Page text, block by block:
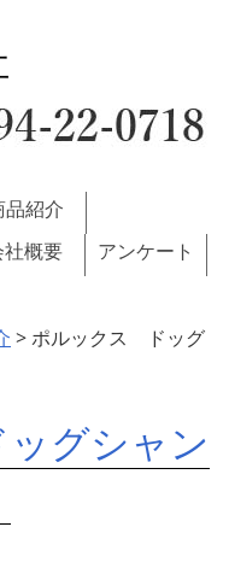
品紹介
社概要
アンケート
> ポルックス ドッグ
グシャン